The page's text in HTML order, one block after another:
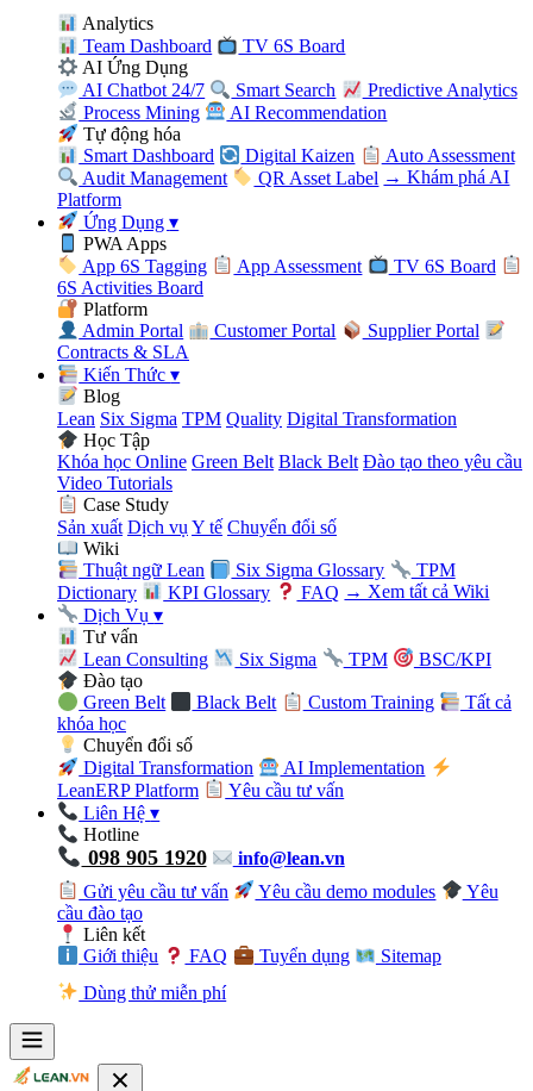
Analytics
Team Dashboard
TV 6S Board
AI Ứng Dụng
AI Chatbot 24/7
Smart Search
Predictive Analytics
Process Mining
AI Recommendation
Tự động hóa
Smart Dashboard
Digital Kaizen
Auto Assessment
Audit Management
QR Asset Label → Khám phá AI
Platform
Ứng Dụng▾
PWA Apps
App 6S Tagging
App Assessment
TV 6S Board
6S Activities Board
Platform
Admin Portal
Customer Portal
Supplier Portal
Contracts & SLA
Kiến Thức▾
Blog
Lean Six Sigma TPM Quality Digital Transformation
Học Tập
Khóa học Online Green Belt Black Belt Đào tạo theo yêu cầu
Video Tutorials
Case Study
Sản xuất Dịch vụ Y tế Chuyển đổi số
Wiki
Thuật ngữ Lean
Six Sigma Glossary
TPM
Dictionary
KPI Glossary FAQ → Xem tất cả Wiki
Dịch Vụ▾
Tư vấn
Lean Consulting
Six Sigma TPM
BSC/KPI
Đào tạo
Green Belt
Black Belt Custom Training
Tất cả
khóa học
Chuyển đổi số
Digital Transformation
AI Implementation
LeanERP Platform
Yêu cầu tư vấn
Liên Hệ▾
Hotline
098 905 1920
info@lean.vn
Gửi yêu cầu tư vấn
Yêu cầu demo modules
Yêu
cầu đào tạo
Liên kết
Giới thiệu
FAQ Tuyển dụng
Sitemap
Dùng thử miễn phí